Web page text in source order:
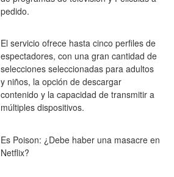
pedido.
El servicio ofrece hasta cinco perfiles de
espectadores, con una gran cantidad de
selecciones seleccionadas para adultos
y niños, la opción de descargar
contenido y la capacidad de transmitir a
múltiples dispositivos.
Es Poison: ¿Debe haber una masacre en
Netflix?